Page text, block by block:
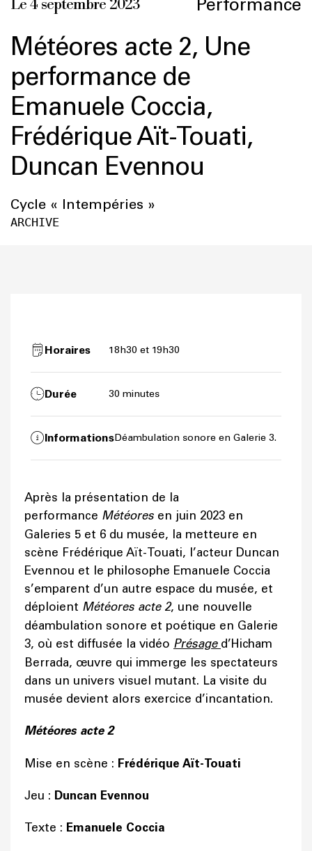
Le 4 septembre 2023
Météores acte 2, Une
performance de
Emanuele Coccia,
Frédérique Aït-Touati,
Duncan Evennou
Cycle « Intempéries »
ARCHIVE
Horaires 18h30 et 19h30
Durée 30 minutes
InformationsDéambulation sonore en Galerie 3.
Après la présentation de la
performance Météores en juin 2023 en
Galeries 5 et 6 du musée, la metteure en
scène Frédérique Aït-Touati, l’acteur Duncan
Evennou et le philosophe Emanuele Coccia
s’emparent d’un autre espace du musée, et
déploient Météores acte 2, une nouvelle
déambulation sonore et poétique en Galerie
3, où est diffusée la vidéo Présage d’Hicham
Berrada, œuvre qui immerge les spectateurs
dans un univers visuel mutant. La visite du
musée devient alors exercice d’incantation.
Météores acte 2
Mise en scène : Frédérique Aït-Touati
Jeu : Duncan Evennou
Texte : Emanuele Coccia